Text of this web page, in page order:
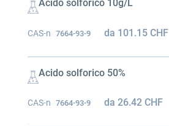
Acido solforico 10g/L
CAS-n 7664-93-9 da 101.15CHF
Acido solforico 50%
CAS-n 7664-93-9 da26.42CHF